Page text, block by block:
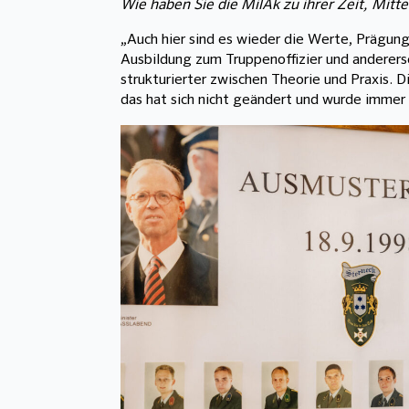
Wie haben Sie die MilAk zu ihrer Zeit,
„Auch hier sind es wieder die Werte,
Ausbildung zum Truppenoffizier und
strukturierter zwischen Theorie und Praxis.
das hat sich nicht geändert und wurde